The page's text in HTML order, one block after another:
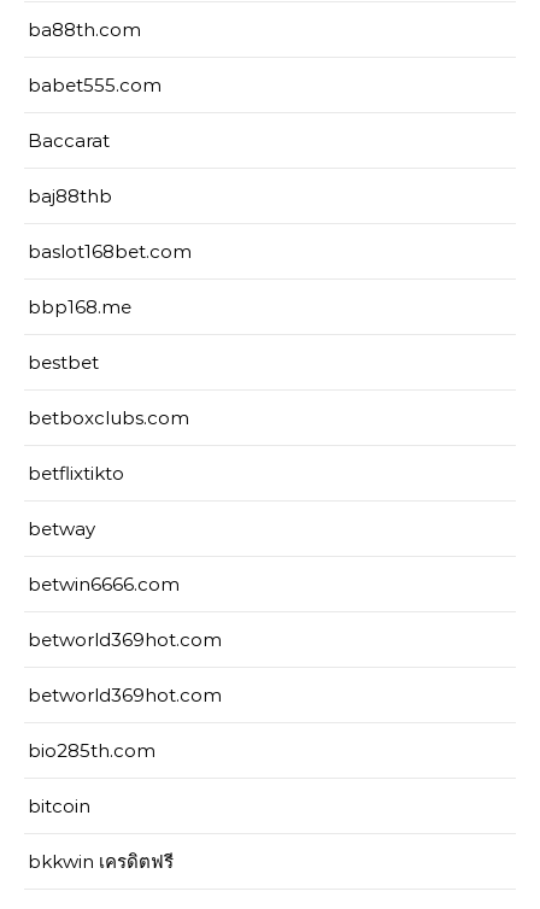
ba88th.com
babet555.com
Baccarat
baj88thb
baslot168bet.com
bbp168.me
bestbet
betboxclubs.com
betflixtikto
betway
betwin6666.com
betworld369hot.com
betworld369hot.com
bio285th.com
bitcoin
bkkwin เครดิตฟรี